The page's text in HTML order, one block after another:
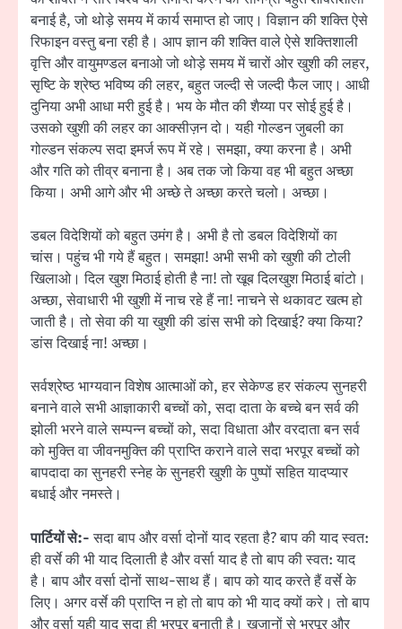
बनाई है, जो थोड़े समय में कार्य समाप्त हो जाए। विज्ञान की शक्ति ऐसे
रिफाइन वस्तु बना रही है। आप ज्ञान की शक्ति वाले ऐसे शक्तिशाली
वृत्ति और वायुमण्डल बनाओ जो थोड़े समय में चारों ओर खुशी की लहर,
सृष्टि के श्रेष्ठ भविष्य की लहर, बहुत जल्दी से जल्दी फैल जाए। आधी
दुनिया अभी आधा मरी हुई है। भय के मौत की शैय्या पर सोई हुई है।
उसको खुशी की लहर का आक्सीज़न दो। यही गोल्डन जुबली का
गोल्डन संकल्प सदा इमर्ज रूप में रहे। समझा, क्या करना है। अभी
और गति को तीव्र बनाना है। अब तक जो किया वह भी बहुत अच्छा
किया। अभी आगे और भी अच्छे ते अच्छा करते चलो। अच्छा।
डबल विदेशियों को बहुत उमंग है। अभी है तो डबल विदेशियों का
चांस। पहुंच भी गये हैं बहुत। समझा! अभी सभी को खुशी की टोली
खिलाओ। दिल खुश मिठाई होती है ना! तो खूब दिलखुश मिठाई बांटो।
अच्छा, सेवाधारी भी खुशी में नाच रहे हैं ना! नाचने से थकावट खत्म हो
जाती है। तो सेवा की या खुशी की डांस सभी को दिखाई? क्या किया?
डांस दिखाई ना! अच्छा।
सर्वश्रेष्ठ भाग्यवान विशेष आत्माओं को, हर सेकेण्ड हर संकल्प सुनहरी
बनाने वाले सभी आज्ञाकारी बच्चों को, सदा दाता के बच्चे बन सर्व की
झोली भरने वाले सम्पन्न बच्चों को, सदा विधाता और वरदाता बन सर्व
को मुक्ति वा जीवनमुक्ति की प्राप्ति कराने वाले सदा भरपूर बच्चों को
बापदादा का सुनहरी स्नेह के सुनहरी खुशी के पुष्पों सहित यादप्यार
बधाई और नमस्ते।
पार्टियों से:-सदा बाप और वर्सा दोनों याद रहता है? बाप की याद स्वत:
ही वर्से की भी याद दिलाती है और वर्सा याद है तो बाप की स्वत: याद
है। बाप और वर्सा दोनों साथ-साथ हैं। बाप को याद करते हैं वर्से के
लिए। अगर वर्से की प्राप्ति न हो तो बाप को भी याद क्यों करे। तो बाप
और वर्सा यही याद सदा ही भरपूर बनाती है। खजानों से भरपूर और